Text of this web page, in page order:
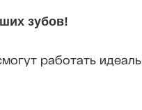
зубов!
работать